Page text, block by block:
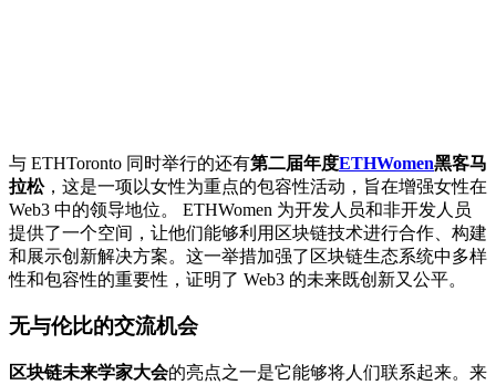
与 ETHToronto 同时举行的还有第二届年度ETHWomen黑客马
拉松，这是一项以女性为重点的包容性活动，旨在增强女性在
Web3 中的领导地位。 ETHWomen 为开发人员和非开发人员
提供了一个空间，让他们能够利用区块链技术进行合作、构建
和展示创新解决方案。这一举措加强了区块链生态系统中多样
性和包容性的重要性，证明了 Web3 的未来既创新又公平。
无与伦比的交流机会
区块链未来学家大会的亮点之一是它能够将人们联系起来。来